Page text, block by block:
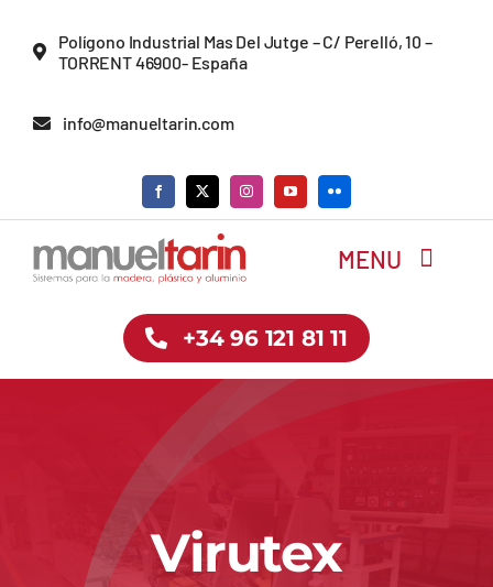
Polígono Industrial Mas Del Jutge – C/ Perelló, 10 –
TORRENT 46900- España
info@manueltarin.com
MENU
Servicios
+34 96 121 81 11
Virutex